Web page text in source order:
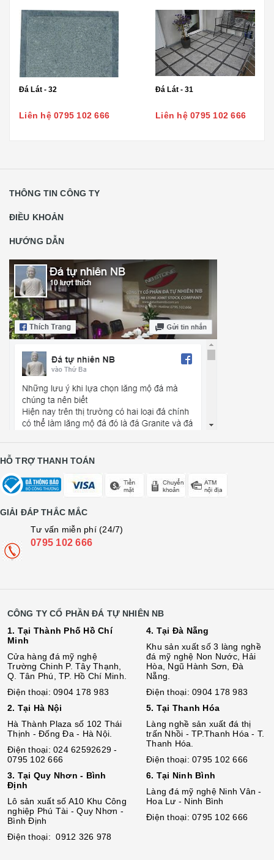
Đá Lát - 32
Liên hệ 0795 102 666
Đá Lát - 31
Liên hệ 0795 102 666
THÔNG TIN CÔNG TY
ĐIỀU KHOẢN
HƯỚNG DẪN
HỖ TRỢ THANH TOÁN
GIẢI ĐÁP THẮC MẮC
Tư vấn miễn phí (24/7)
0795 102 666
CÔNG TY CỔ PHẦN ĐÁ TỰ NHIÊN NB
1. Tại Thành Phố Hồ Chí
Minh
Cửa hàng đá mỹ nghệ
Trường Chinh P. Tây Thạnh,
Q. Tân Phú, TP. Hồ Chí Minh.
Điện thoại: 0904 178 983
2. Tại Hà Nội
Hà Thành Plaza số 102 Thái
Thịnh - Đống Đa - Hà Nội.
Điện thoại: 024 62592629 -
0795 102 666
3. Tại Quy Nhơn - Bình
Định
Lô sản xuất số A10 Khu Công
nghiệp Phú Tài - Quy Nhơn -
Bình Định
Điện thoại: 0912 326 978
4. Tại Đà Nẵng
Khu sản xuất số 3 làng nghề
đá mỹ nghệ Non Nước, Hải
Hòa, Ngũ Hành Sơn, Đà
Nẵng.
Điện thoại: 0904 178 983
5. Tại Thanh Hóa
Làng nghề sản xuất đá thị
trấn Nhồi - TP.Thanh Hóa - T.
Thanh Hóa.
Điện thoại: 0795 102 666
6. Tại Ninh Bình
Làng đá mỹ nghệ Ninh Vân -
Hoa Lư - Ninh Bình
Điện thoại: 0795 102 666